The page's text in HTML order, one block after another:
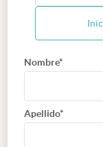
Nombre*
Apellido*